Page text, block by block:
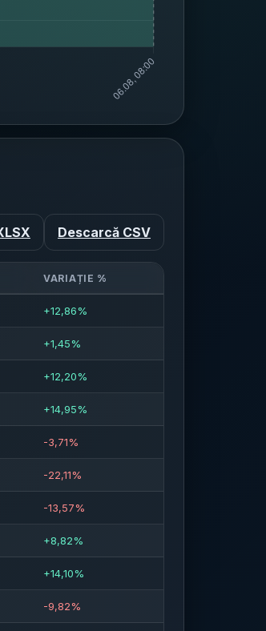
Descarcă CSV
VARIAȚIE %
+12,86%
+1,45%
+12,20%
+14,95%
-3,71%
-22,11%
-13,57%
+8,82%
+14,10%
-9,82%